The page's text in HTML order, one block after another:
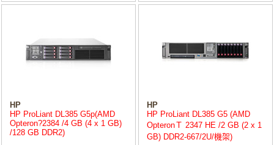
HP
HP ProLiant DL385 G5p(AMD
Opteron?2384 /4 GB (4 x 1 GB)
/128 GB DDR2)
HP
HP ProLiant DL385 G5 (AMD
OpteronＴ 2347 HE /2 GB (2 x 1
GB) DDR2-667/2U/機架)